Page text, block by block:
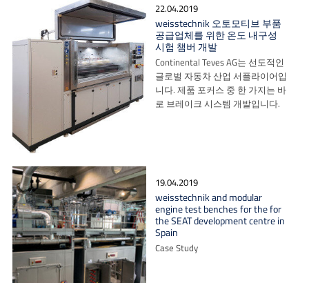
22.04.2019
weisstechnik 오토모티브 부품
공급업체를 위한 온도 내구성
시험 챔버 개발
Continental Teves AG는 선도적인
글로벌 자동차 산업 서플라이어입
니다. 제품 포커스 중 한 가지는 바
로 브레이크 시스템 개발입니다.
19.04.2019
weisstechnik and modular
engine test benches for the for
the SEAT development centre in
Spain
Case Study